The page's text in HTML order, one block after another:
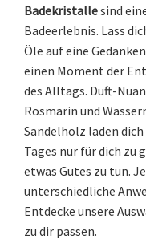
Badekristallesind
Badeerlebnis. Lass
Öle auf eine
einen Moment der
des Alltags. Duft-
Rosmarin und
Sandelholz laden
Tages nur für dich zu
etwas Gutes zu tun.
unterschiedliche
Entdecke unsere
zu dir passen.